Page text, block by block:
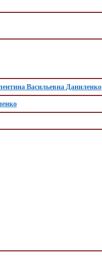
Васильевна Даниленко